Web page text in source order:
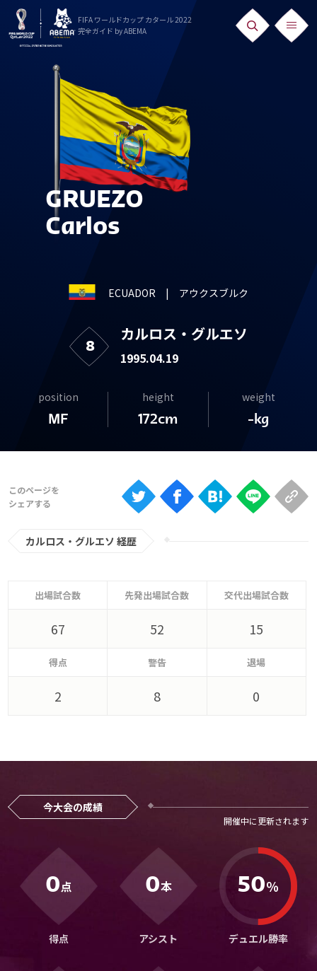
FIFA ワールドカップ カタール 2022
完全ガイド by ABEMA
ニュース
出場国
Teams
日本代表
Team Japan
ランキング
大会について
Android
TV
ECUADOR| アウクスブルク
GRUEZO
Carlos
8
カルロス・グルエソ
1995.04.19
position
MF
height
172cm
weight
-kg
カルロス・グルエソ 経歴
出場試合数
67
先発出場試合数
52
交代出場試合数
15
得点
2
警告
8
退場
0
今大会の成績
0点
得点
0本
アシスト
50％
デュエル勝率